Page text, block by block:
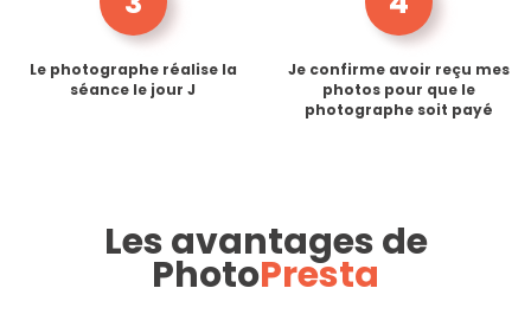
Le photographe réalise la
séance le jour J
Je confirme avoir reçu mes
photos pour que le
photographe soit payé
Les avantages de
PhotoPresta